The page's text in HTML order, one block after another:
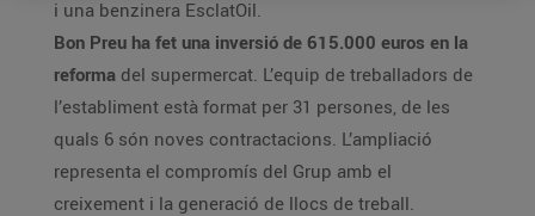
i una benzinera EsclatOil.
Bon Preu ha fet una inversió de 615.000 euros en la
reforma del supermercat. L’equip de treballadors de
l’establiment està format per 31 persones, de les
quals 6 són noves contractacions. L’ampliació
representa el compromís del Grup amb el
creixement i la generació de llocs de treball.